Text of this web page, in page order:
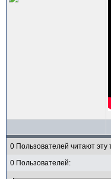
0 Пользователей читают
0 Пользователей: